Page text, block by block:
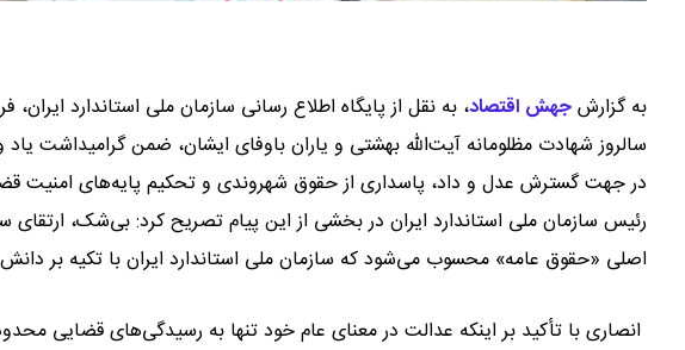
به گزارشجهش اقتصاد، به نقل از پایگاه اطلاع رسانی سازمان ملی استاندارد
سالروز شهادت مظلومانه آیت‌الله بهشتی و یاران باوفای ایشان، ضمن گرامیداشت
در جهت گسترش عدل و داد، پاسداری از حقوق شهروندی و تحکیم پایه‌های امنیت
رئیس سازمان ملی استاندارد ایران در بخشی از این پیام تصریح کرد: بی‌شک، ارتقای
اصلی «حقوق عامه» محسوب می‌شود که سازمان ملی استاندارد ایران با تکیه بر
انصاری با تأکید بر اینکه عدالت در معنای عام خود تنها به رسیدگی‌های قضایی